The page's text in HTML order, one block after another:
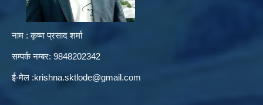
नाम : कृष्ण प्रसाद शर्मा
सम्पर्क नम्बर: 9848202342
ई-मेल :krishna.sktlode@gmail.com